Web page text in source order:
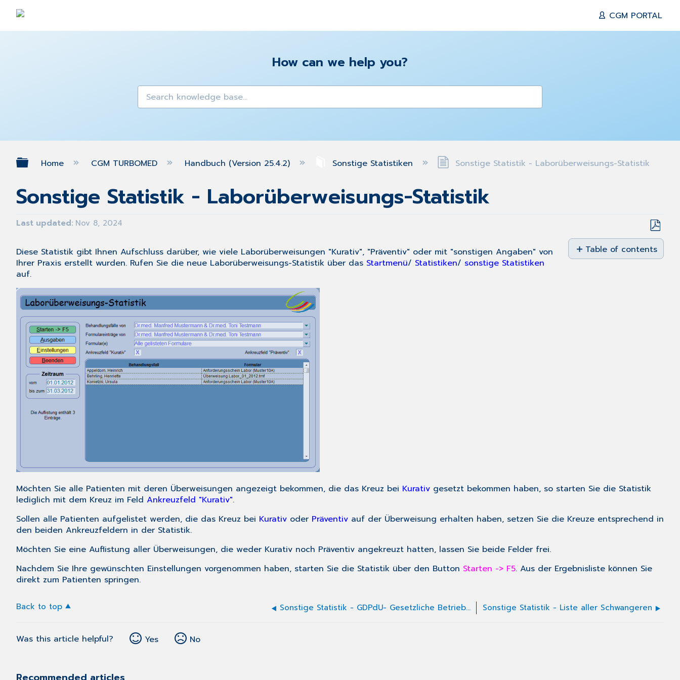
CGM PORTAL
How can we help you?
Expand/collapse global hierarchy
Home CGM TURBOMED Handbuch (Version 25.4.2) Sonstige Statistiken Sonstige Statistik - Laborüberweisungs-Statistik
Sonstige Statistik - Laborüberweisungs-Statistik
Last updated Nov 8, 2024
Save
as
PDF
Table of contents
No
Diese Statistik gibt Ihnen Aufschluss darüber, wie viele Laborüberweisungen "Kurativ", "Präventiv" oder mit "sonstigen Angaben" von
Ihrer Praxis erstellt wurden. Rufen Sie die neue Laborüberweisungs-Statistik über das Startmenü/ Statistiken/ sonstige Statistiken
auf.
Möchten Sie alle Patienten mit deren Überweisungen angezeigt bekommen, die das Kreuz bei Kurativ gesetzt bekommen haben, so starten Sie die Statistik
lediglich mit dem Kreuz im Feld Ankreuzfeld "Kurativ".
Sollen alle Patienten aufgelistet werden, die das Kreuz bei Kurativ oder Präventiv auf der Überweisung erhalten haben, setzen Sie die Kreuze entsprechend in
den beiden Ankreuzfeldern in der Statistik.
Möchten Sie eine Auflistung aller Überweisungen, die weder Kurativ noch Präventiv angekreuzt hatten, lassen Sie beide Felder frei.
Nachdem Sie Ihre gewünschten Einstellungen vorgenommen haben, starten Sie die Statistik über den Button Starten -> F5. Aus der Ergebnisliste können Sie
direkt zum Patienten springen.
Back to top Sonstige Statistik - GDPdU- Gesetzliche Betriebsprüfung Sonstige Statistik - Liste aller Schwangeren
Was this article helpful? Yes No